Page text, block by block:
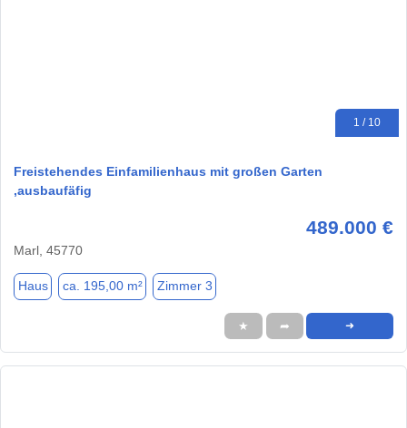
1 / 10
Freistehendes Einfamilienhaus mit großen Garten
,ausbaufäfig
489.000 €
Marl, 45770
Haus ca. 195,00 m² Zimmer 3
★ ➦ ➜